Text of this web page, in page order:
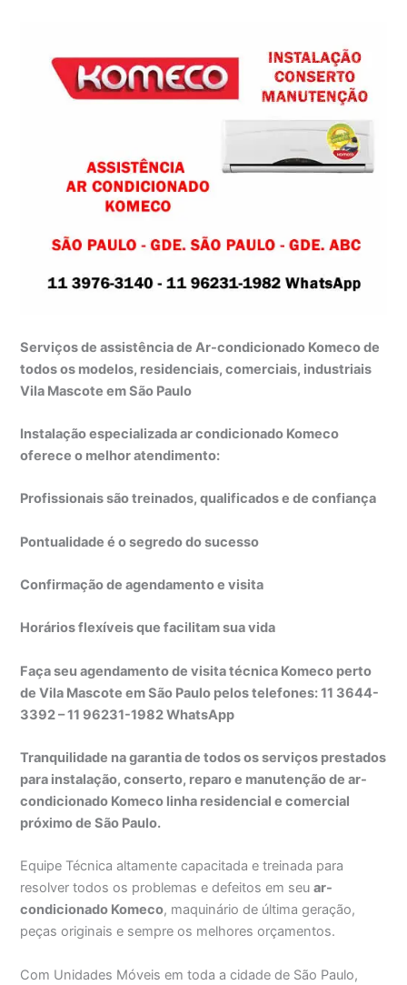
Serviços de assistência de Ar-condicionado Komeco de
todos os modelos, residenciais, comerciais, industriais
Vila Mascote em São Paulo
Instalação especializada ar condicionado Komeco
oferece o melhor atendimento:
Profissionais são treinados, qualificados e de confiança
Pontualidade é o segredo do sucesso
Confirmação de agendamento e visita
Horários flexíveis que facilitam sua vida
Faça seu agendamento de visita técnica Komeco perto
de Vila Mascote em São Paulo pelos telefones: 11 3644-
3392 – 11 96231-1982 WhatsApp
Tranquilidade na garantia de todos os serviços prestados
para instalação, conserto, reparo e manutenção de ar-
condicionado Komeco linha residencial e comercial
próximo de São Paulo.
Equipe Técnica altamente capacitada e treinada para
resolver todos os problemas e defeitos em seuar-
condicionado Komeco, maquinário de última geração,
peças originais e sempre os melhores orçamentos.
Com Unidades Móveis em toda a cidade de São Paulo,